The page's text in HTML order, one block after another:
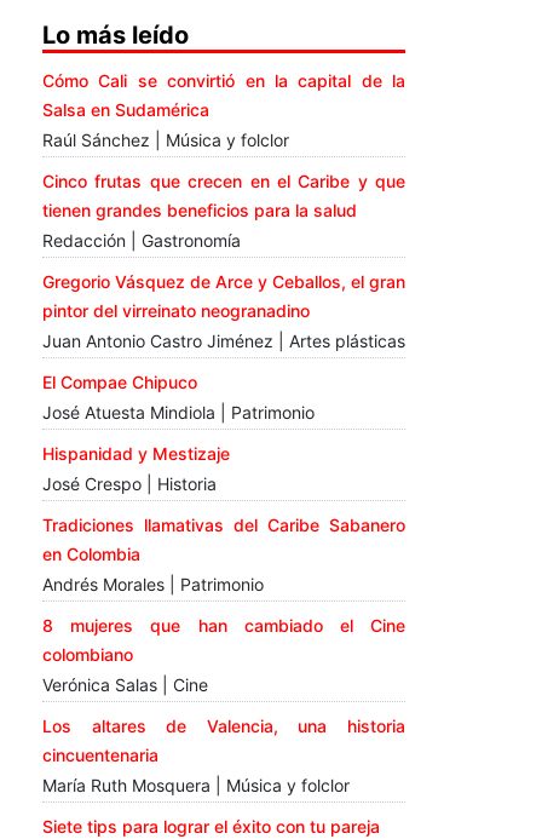
Lo más leído
Cómo Cali se convirtió en la capital de la
Salsa en Sudamérica
Raúl Sánchez | Música y folclor
Cinco frutas que crecen en el Caribe y que
tienen grandes beneficios para la salud
Redacción | Gastronomía
Gregorio Vásquez de Arce y Ceballos, el gran
pintor del virreinato neogranadino
Juan Antonio Castro Jiménez | Artes plásticas
El Compae Chipuco
José Atuesta Mindiola | Patrimonio
Hispanidad y Mestizaje
José Crespo | Historia
Tradiciones llamativas del Caribe Sabanero
en Colombia
Andrés Morales | Patrimonio
8 mujeres que han cambiado el Cine
colombiano
Verónica Salas | Cine
Los altares de Valencia, una historia
cincuentenaria
María Ruth Mosquera | Música y folclor
Siete tips para lograr el éxito con tu pareja